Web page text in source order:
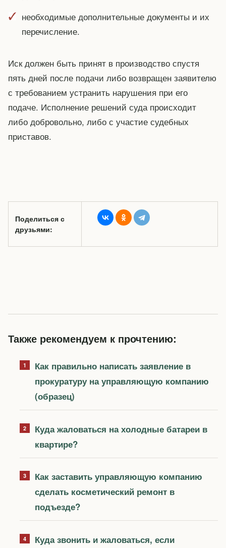
необходимые дополнительные документы и их
перечисление.
Иск должен быть принят в производство спустя
пять дней после подачи либо возвращен заявителю
с требованием устранить нарушения при его
подаче. Исполнение решений суда происходит
либо добровольно, либо с участие судебных
приставов.
Поделиться с
друзьями:
Также рекомендуем к прочтению:
Как правильно написать заявление в
прокуратуру на управляющую компанию
(образец)
Куда жаловаться на холодные батареи в
квартире?
Как заставить управляющую компанию
сделать косметический ремонт в
подъезде?
Куда звонить и жаловаться, если